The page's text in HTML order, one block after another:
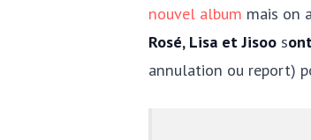
nouvel album mais on
Rosé, Lisa et Jisoo s
annulation ou report)